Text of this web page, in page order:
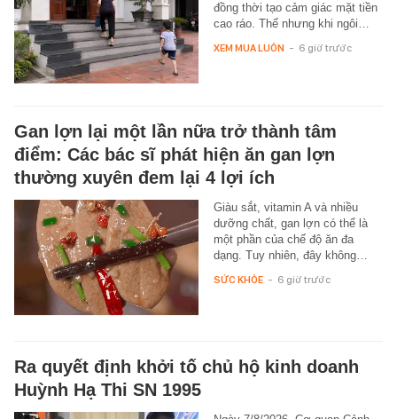
đồng thời tạo cảm giác mặt tiền
cao ráo. Thế nhưng khi ngôi…
XEM MUA LUÔN - 6 giờ trước
Gan lợn lại một lần nữa trở thành tâm
điểm: Các bác sĩ phát hiện ăn gan lợn
thường xuyên đem lại 4 lợi ích
Giàu sắt, vitamin A và nhiều
dưỡng chất, gan lợn có thể là
một phần của chế độ ăn đa
dạng. Tuy nhiên, đây không…
SỨC KHỎE - 6 giờ trước
Ra quyết định khởi tố chủ hộ kinh doanh
Huỳnh Hạ Thi SN 1995